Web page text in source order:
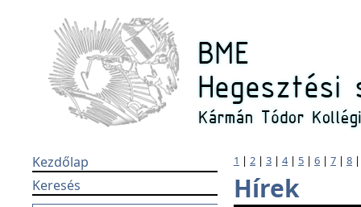
Kezdőlap
Keresés
1 | 2 | 3 | 4| 5 | 6 | 7 | 8
Hírek